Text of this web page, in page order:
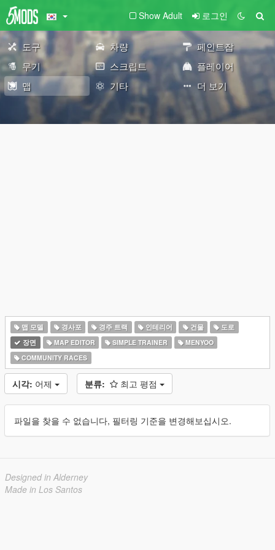
Show Adult 로그인
도구 차량
페인트잡
무기
스크립트
플레이어
맵
기타 더 보기
맵 모델 경사포 경주 트랙 인테리어 건물
도로
장면
MAP EDITOR SIMPLE TRAINER
MENYOO
COMMUNITY RACES
시각: 어제 분류: 최고 평점
파일을 찾을 수 없습니다, 필터링 기준을 변경해보십시오.
Designed in Alderney
Made in Los Santos